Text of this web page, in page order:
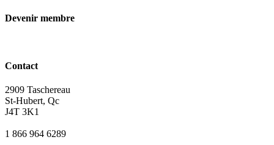
Devenir membre
Contact
2909 Taschereau
St-Hubert, Qc
J4T 3K1
1 866 964 6289